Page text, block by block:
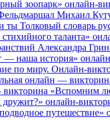
зоопарк» онлайн-
Михаил
ты Толковый словарь
стихийного таланта»
Александра
— наша история»
по миру. Онлайн-
онлайн —
«Вспомним
дружит?» онлайн-